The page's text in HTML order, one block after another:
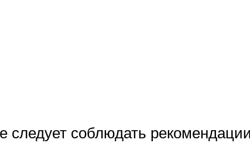
следует соблюдать